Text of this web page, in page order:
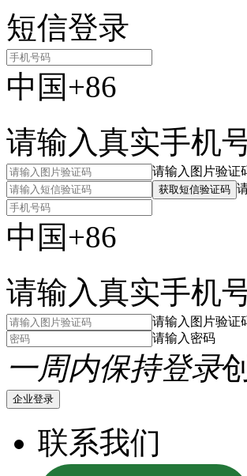
短信登录
中国+86
请输入真实手机
请输入图片验证
获取短信验证码
中国+86
请输入真实手机
请输入图片验证
请输入密码
一周内保持登录
企业登录
联系我们